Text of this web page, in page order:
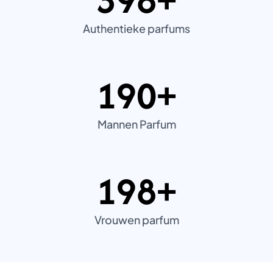
Authentieke parfums
190+
Mannen Parfum
198+
Vrouwen parfum